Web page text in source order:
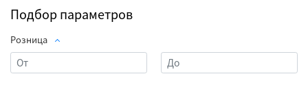
Подбор параметров
Розница